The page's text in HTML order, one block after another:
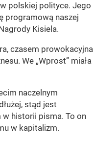
polskiej polityce. Jego
programową naszej
Kisiela.
czasem prowokacyjna
We „Wprost” miała
naczelnym
stąd jest
w historii pisma. To on
w kapitalizm.